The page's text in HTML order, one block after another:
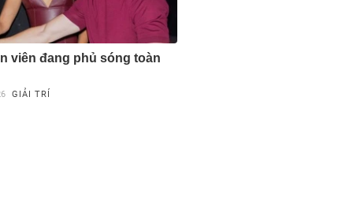
viên đang phủ sóng toàn
GIẢI TRÍ